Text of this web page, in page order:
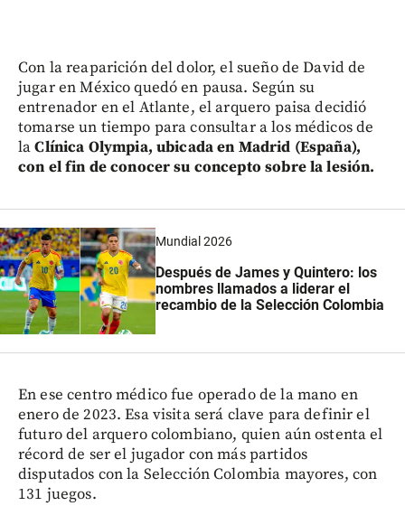
Con la reaparición del dolor, el sueño de David de
jugar en México quedó en pausa. Según su
entrenador en el Atlante, el arquero paisa decidió
tomarse un tiempo para consultar a los médicos de
laClínica Olympia, ubicada en Madrid (España),
con el fin de conocer su concepto sobre la lesión.
Mundial 2026
Después de James y Quintero: los
nombres llamados a liderar el
recambio de la Selección Colombia
En ese centro médico fue operado de la mano en
enero de 2023. Esa visita será clave para definir el
futuro del arquero colombiano, quien aún ostenta el
récord de ser el jugador con más partidos
disputados con la Selección Colombia mayores, con
131 juegos.